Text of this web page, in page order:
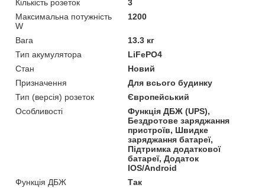
Кількість розеток
3
Максимальна потужність
W
1200
Вага
13.3 кг
Тип акумулятора
LiFePO4
Стан
Новий
Призначення
Для всього будинку
Тип (версія) розеток
Європейський
Особливості
Функція ДБЖ (UPS),
Бездротове заряджання
пристроїв, Швидке
заряджання батареї,
Підтримка додаткової
батареї, Додаток
IOS/Android
Функція ДБЖ
Так